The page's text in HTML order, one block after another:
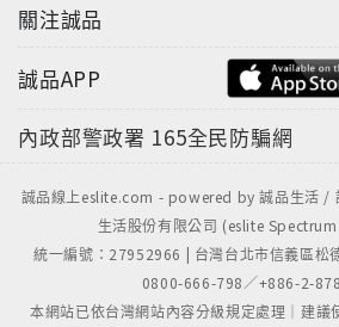
關注誠品
誠品APP
內政部警政署 165全民防騙網
誠品線上eslite.com - powered by 誠品生活 /
生活股份有限公司 (eslite
統一編號：27952966 | 台灣台北市信義區松
0800-666-798／+886-2-
本網站已依台灣網站內容分級規定處理｜建